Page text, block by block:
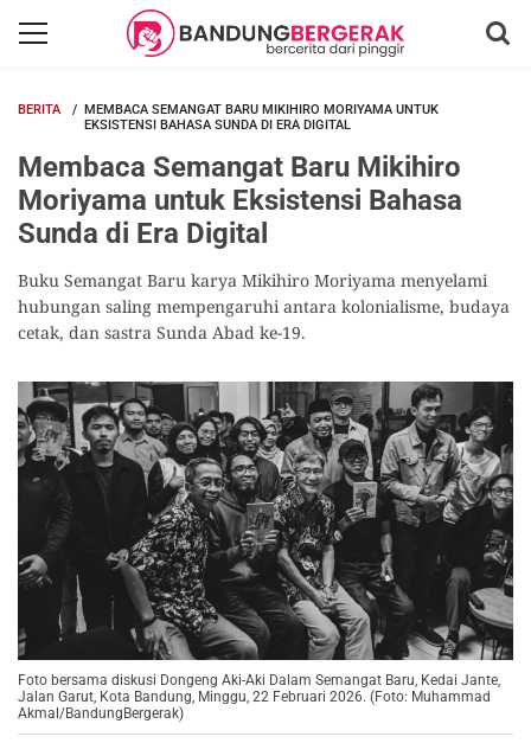
BERITA
MEMBACA SEMANGAT BARU MIKIHIRO MORIYAMA UNTUK
EKSISTENSI BAHASA SUNDA DI ERA DIGITAL
Membaca Semangat Baru Mikihiro
Moriyama untuk Eksistensi Bahasa
Sunda di Era Digital
Buku Semangat Baru karya Mikihiro Moriyama menyelami
hubungan saling mempengaruhi antara kolonialisme, budaya
cetak, dan sastra Sunda Abad ke-19.
Foto bersama diskusi Dongeng Aki-Aki Dalam Semangat Baru, Kedai Jante,
Jalan Garut, Kota Bandung, Minggu, 22 Februari 2026. (Foto: Muhammad
Akmal/BandungBergerak)